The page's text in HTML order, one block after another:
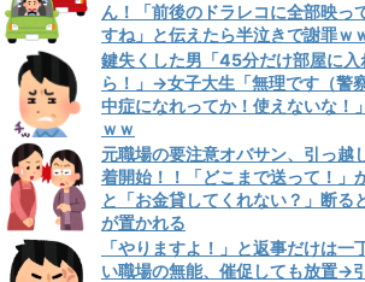
ん！「前後のドラレコに全部映っ
すね」と伝えたら半泣きで謝罪ｗ
鍵失くした男「45分だけ部屋に
ら！」→女子大生「無理です（警
中症になれってか！使えないな！
ｗｗ
元職場の要注意オバサン、引っ越
着開始！！「どこまで送って！」
と「お金貸してくれない？」断る
が置かれる
「やりますよ！」と返事だけは
い職場の無能、催促しても放置→